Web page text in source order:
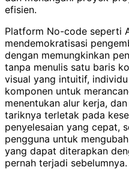
efisien.
Platform No-code seperti
mendemokratisasi
dengan memungkinkan
tanpa menulis satu baris
visual yang intuitif,
komponen untuk
menentukan alur kerja,
tariknya terletak pada
penyelesaian yang cepat,
pengguna untuk
yang dapat diterapkan
pernah terjadi sebelumnya.